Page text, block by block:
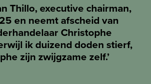
Thillo, executive chairman,
en neemt afscheid van
Christophe
ik duizend doden stierf,
zijn zwijgzame zelf.’